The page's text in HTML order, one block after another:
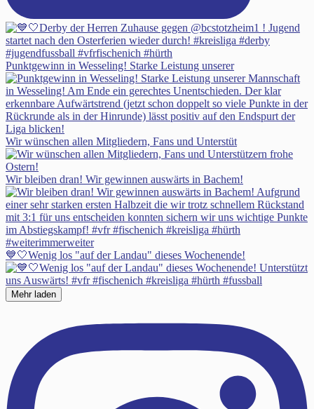
Punktgewinn in Wesseling! Starke Leistung unserer
Wir wünschen allen Mitgliedern, Fans und Unterstüt
Wir bleiben dran! Wir gewinnen auswärts in Bachem!
💙🤍Wenig los "auf der Landau" dieses Wochenende!
Mehr laden